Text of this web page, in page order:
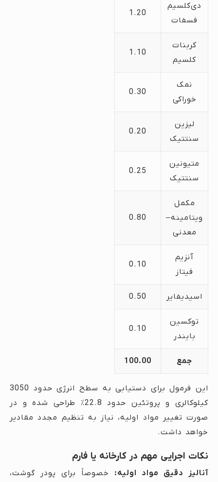
دی‌کلسیم
فسفات
1.20
کربنات
کلسیم
1.10
نمک
خوراکی
0.30
لیزین
سنتتیک
0.20
متیونین
سنتتیک
0.25
مکمل
ویتامینه–
معدنی
0.80
آنزیم
فیتاز
0.10
اسیدیفایر 0.50
توکسین
بایندر
0.10
جمع 100.00
این فرمول برای دستیابی به سطح انرژی حدود 3050
کیلوکالری و پروتئین حدود 22.8٪ طراحی شده و در
صورت تغییر مواد اولیه، نیاز به تنظیم مجدد مقادیر
خواهد داشت.
نکات اجرایی مهم در کارخانه یا فارم
آنالیز دقیق مواد اولیه: خصوصاً برای پودر گوشت،